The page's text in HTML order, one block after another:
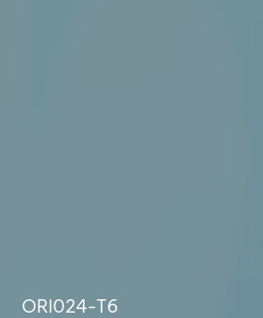
ORI024-T6